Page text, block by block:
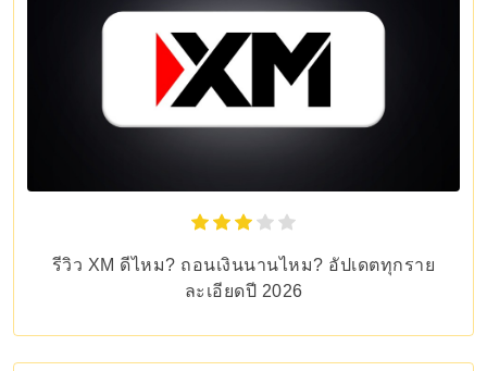
รีวิว XM ดีไหม? ถอนเงินนานไหม? อัปเดตทุกราย
ละเอียดปี 2026